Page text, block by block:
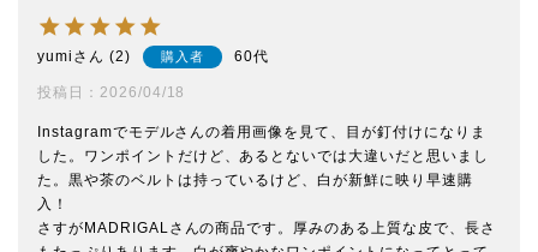
yumi 2 購入者 60代
投稿日 2026/04/18
Instagramでモデルさんの着用画像を見て、目が釘付けになりま
した。ワンポイントだけど、あるとないでは大違いだと思いまし
た。黒や茶のベルトは持っているけど、白が新鮮に映り早速購
入！
さすがMADRIGALさんの商品です。厚みのある上質な皮で、長さ